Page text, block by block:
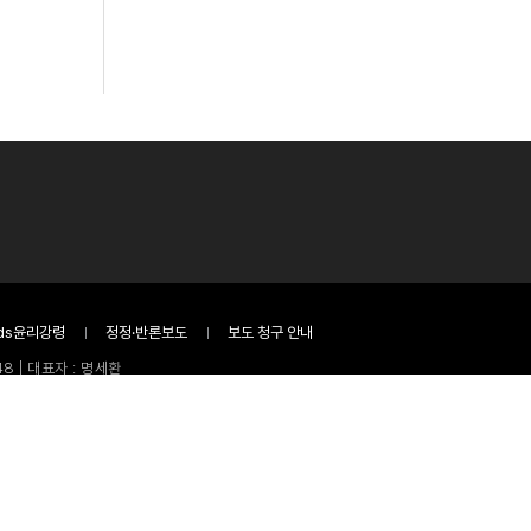
윤리강령 정정·반론보도
보도 청구 안내
| 대표자 : 명세환